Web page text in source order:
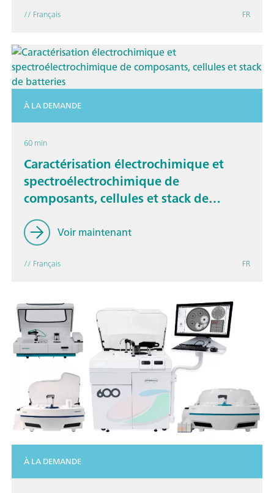
// Français FR
À LA DEMANDE
60 min
Caractérisation électrochimique et
spectroélectrochimique de
composants, cellules et stack de
batteries
Voir maintenant
// Français FR
À LA DEMANDE